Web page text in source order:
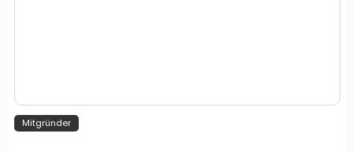
Mitgründer